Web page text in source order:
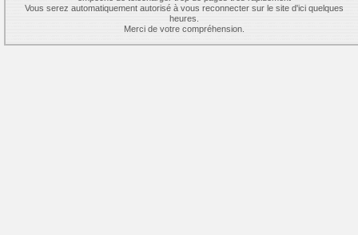
Vous serez automatiquement autorisé à vous reconnecter sur le site d'ici quelques
heures.
Merci de votre compréhension.